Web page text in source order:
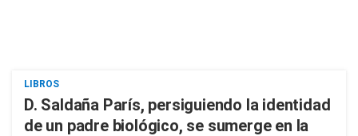
LIBROS
D. Saldaña París, persiguiendo la identidad
de un padre biológico, se sumerge en la